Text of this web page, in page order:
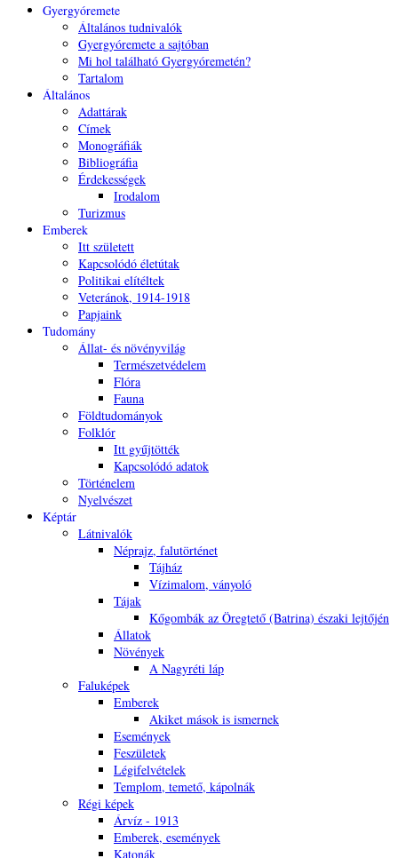
Gyergyóremete
Általános tudnivalók
Gyergyóremete a sajtóban
Mi hol található Gyergyóremetén?
Tartalom
Általános
Adattárak
Címek
Monográfiák
Bibliográfia
Érdekességek
Irodalom
Turizmus
Emberek
Itt született
Kapcsolódó életútak
Politikai elítéltek
Veteránok, 1914-1918
Papjaink
Tudomány
Állat- és növényvilág
Természetvédelem
Flóra
Fauna
Földtudományok
Folklór
Itt gyűjtötték
Kapcsolódó adatok
Történelem
Nyelvészet
Képtár
Látnivalók
Néprajz, falutörténet
Tájház
Vízimalom, ványoló
Tájak
Kőgombák az Öregtető (Batrina) északi lejtőjén
Állatok
Növények
A Nagyréti láp
Faluképek
Emberek
Akiket mások is ismernek
Események
Feszületek
Légifelvételek
Templom, temető, kápolnák
Régi képek
Árvíz - 1913
Emberek, események
Katonák